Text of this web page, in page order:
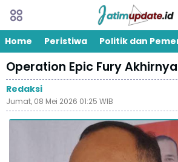
Home Peristiwa Politik dan
Operation Epic Fury
Redaksi
Jumat, 08 Mei 2026 01:25 WIB